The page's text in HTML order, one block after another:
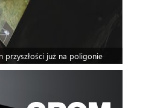
przyszłości już na poligonie